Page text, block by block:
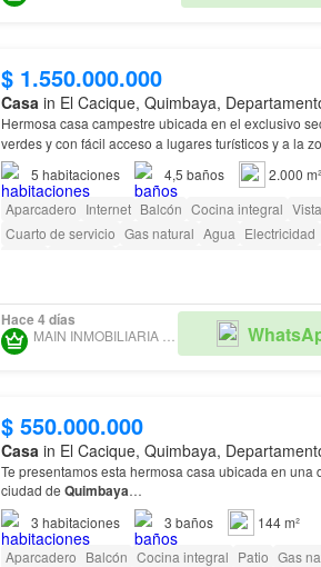
$ 1.550.000.000
Casa in El Cacique, Quimbaya,
Hermosa casa campestre ubicada en el exclusivo
verdes y con fácil acceso a lugares turísticos y a la
5 habitaciones 4,5 baños
2.000 m²
Aparcadero Internet Balcón Cocina integral
Cuarto de servicio Gas natural Agua Electricidad
Hace 4 días
$ 550.000.000
Casa in El Cacique, Quimbaya,
Te presentamos esta hermosa casa ubicada en una
ciudad de Quimbaya…
3 habitaciones 3 baños
144 m²
Aparcadero Balcón Cocina integral Patio Gas